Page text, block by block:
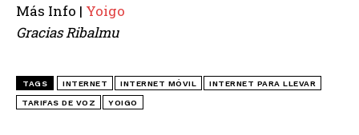
Más Info | Yoigo
Gracias Ribalmu
TAGS INTERNET INTERNET MÓVIL INTERNET PARA LLEVAR
TARIFAS DE VOZ YOIGO